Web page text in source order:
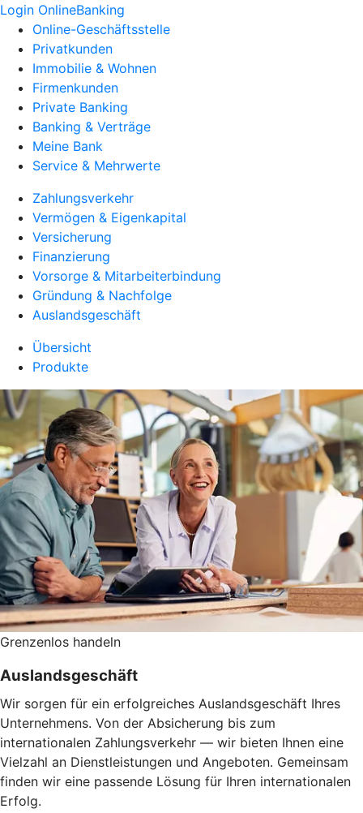
Login OnlineBanking
Online-Geschäftsstelle
Privatkunden
Immobilie & Wohnen
Firmenkunden
Private Banking
Banking & Verträge
Meine Bank
Service & Mehrwerte
Zahlungsverkehr
Vermögen & Eigenkapital
Versicherung
Finanzierung
Vorsorge & Mitarbeiterbindung
Gründung & Nachfolge
Auslandsgeschäft
Übersicht
Produkte
Grenzenlos handeln
Auslandsgeschäft
Wir sorgen für ein erfolgreiches Auslandsgeschäft Ihres
Unternehmens. Von der Absicherung bis zum
internationalen Zahlungsverkehr — wir bieten Ihnen eine
Vielzahl an Dienstleistungen und Angeboten. Gemeinsam
finden wir eine passende Lösung für Ihren internationalen
Erfolg.